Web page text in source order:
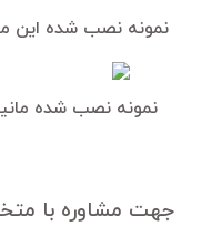
نمونه نصب شده این مدل
نمونه نصب شده
جهت مشاوره با